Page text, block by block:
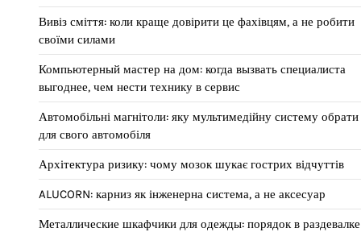
Вивіз сміття: коли краще довірити це фахівцям, а не робити
своїми силами
Компьютерный мастер на дом: когда вызвать специалиста
выгоднее, чем нести технику в сервис
Автомобільні магнітоли: яку мультимедійну систему обрати
для свого автомобіля
Архітектура ризику: чому мозок шукає гострих відчуттів
ALUCORN: карниз як інженерна система, а не аксесуар
Металлические шкафчики для одежды: порядок в раздевалке